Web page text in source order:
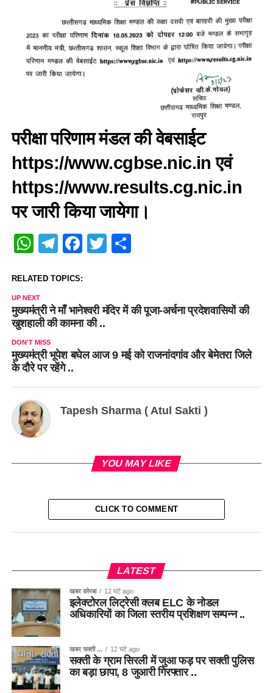
परीक्षा परिणाम मंडल की वेबसाईट
https://www.cgbse.nic.in एवं
https://www.results.cg.nic.in
पर जारी किया जायेगा।
WhatsApp
Telegram
Facebook
Twitter
Share
RELATED TOPICS:
UP NEXT
मुख्यमंत्री ने माँ भानेश्वरी मंदिर में की पूजा-अर्चना प्रदेशवासियों की
खुशहाली की कामना की ..
DON'T MISS
मुख्यमंत्री भूपेश बघेल आज 9 मई को राजनांदगांव और बेमेतरा जिले
के दौरे पर रहेंगे ..
Tapesh Sharma ( Atul Sakti )
YOU MAY LIKE
CLICK TO COMMENT
LATEST
खबर कोरबा 12 घंटे ago
इलेक्टोरल लिट्रेसी क्लब ELC के नोडल
अधिकारियों का जिला स्तरीय प्रशिक्षण सम्पन्न ..
खबर सक्ती ... 12 घंटे ago
सक्ती के ग्राम सिरली में जुआ फड़ पर सक्ती पुलिस
का बड़ा छापा, 8 जुआरी गिरफ्तार ..